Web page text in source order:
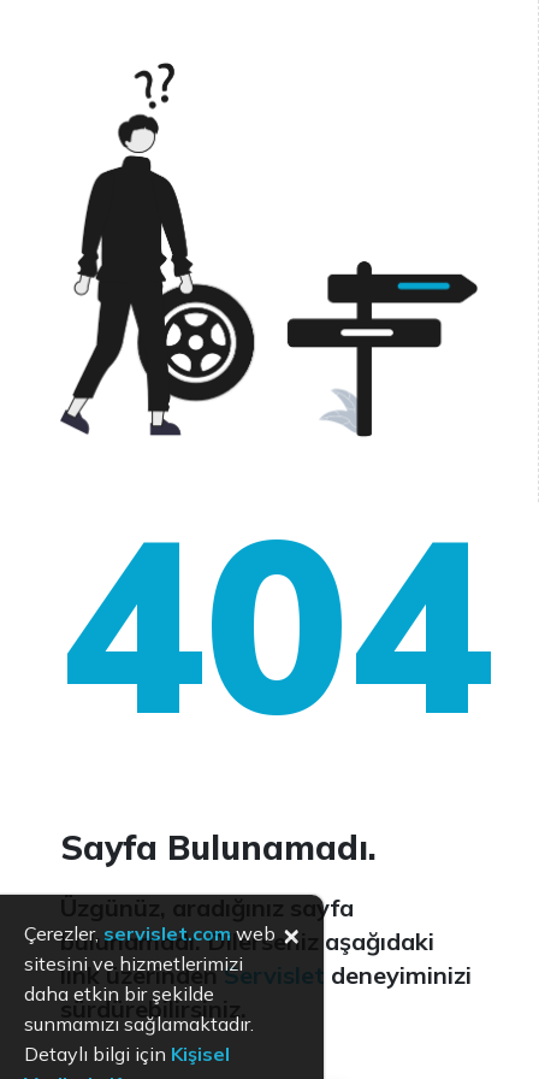
404
Sayfa Bulunamadı.
Üzgünüz, aradığınız sayfa
bulunamadı. Dilerseniz aşağıdaki
link üzerindenServislet deneyiminizi
sürdürebilirsiniz.
Çerezler, servislet.com web
sitesini ve hizmetlerimizi
daha etkin bir şekilde
sunmamızı sağlamaktadır.
Detaylı bilgi için Kişisel
×